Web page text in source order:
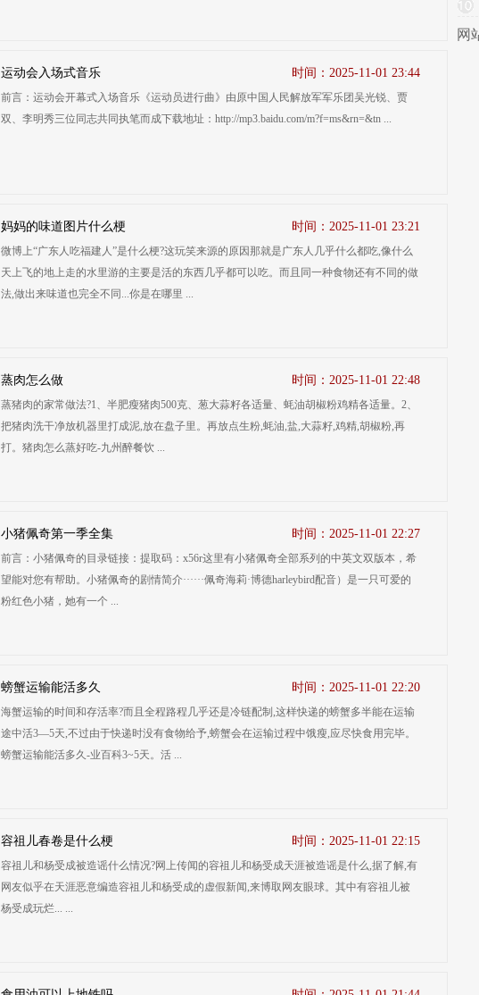
时间：2025-11-01 23:44
运动会入场式音乐
前言：运动会开幕式入场音乐《运动员进行曲》由原中国人民解放军军乐团吴光锐、贾
双、李明秀三位同志共同执笔而成下载地址：http://mp3.baidu.com/m?f=ms&rn=&tn ...
时间：2025-11-01 23:21
妈妈的味道图片什么梗
微博上“广东人吃福建人”是什么梗?这玩笑来源的原因那就是广东人几乎什么都吃,像什么
天上飞的地上走的水里游的主要是活的东西几乎都可以吃。而且同一种食物还有不同的做
法,做出来味道也完全不同...你是在哪里 ...
时间：2025-11-01 22:48
蒸肉怎么做
蒸猪肉的家常做法?1、半肥瘦猪肉500克、葱大蒜籽各适量、蚝油胡椒粉鸡精各适量。2、
把猪肉洗干净放机器里打成泥,放在盘子里。再放点生粉,蚝油,盐,大蒜籽,鸡精,胡椒粉,再
打。猪肉怎么蒸好吃-九州醉餐饮 ...
时间：2025-11-01 22:27
小猪佩奇第一季全集
前言：小猪佩奇的目录链接：提取码：x56r这里有小猪佩奇全部系列的中英文双版本，希
望能对您有帮助。小猪佩奇的剧情简介······佩奇海莉·博德harleybird配音）是一只可爱的
粉红色小猪，她有一个 ...
时间：2025-11-01 22:20
螃蟹运输能活多久
海蟹运输的时间和存活率?而且全程路程几乎还是冷链配制,这样快递的螃蟹多半能在运输
途中活3—5天,不过由于快递时没有食物给予,螃蟹会在运输过程中饿瘦,应尽快食用完毕。
螃蟹运输能活多久-业百科3~5天。活 ...
时间：2025-11-01 22:15
容祖儿春卷是什么梗
容祖儿和杨受成被造谣什么情况?网上传闻的容祖儿和杨受成天涯被造谣是什么,据了解,有
网友似乎在天涯恶意编造容祖儿和杨受成的虚假新闻,来博取网友眼球。其中有容祖儿被
杨受成玩烂... ...
网